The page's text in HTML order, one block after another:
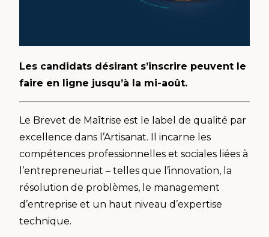
Les candidats désirant s’inscrire peuvent le
faire en ligne jusqu’à la mi-août.
Le Brevet de Maîtrise est le label de qualité par
excellence dans l’Artisanat. Il incarne les
compétences professionnelles et sociales liées à
l’entrepreneuriat – telles que l’innovation, la
résolution de problèmes, le management
d’entreprise et un haut niveau d’expertise
technique.